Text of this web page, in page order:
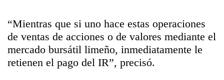
“Mientras que si uno hace estas operaciones
de ventas de acciones o de valores mediante el
mercado bursátil limeño, inmediatamente le
retienen el pago del IR”, precisó.